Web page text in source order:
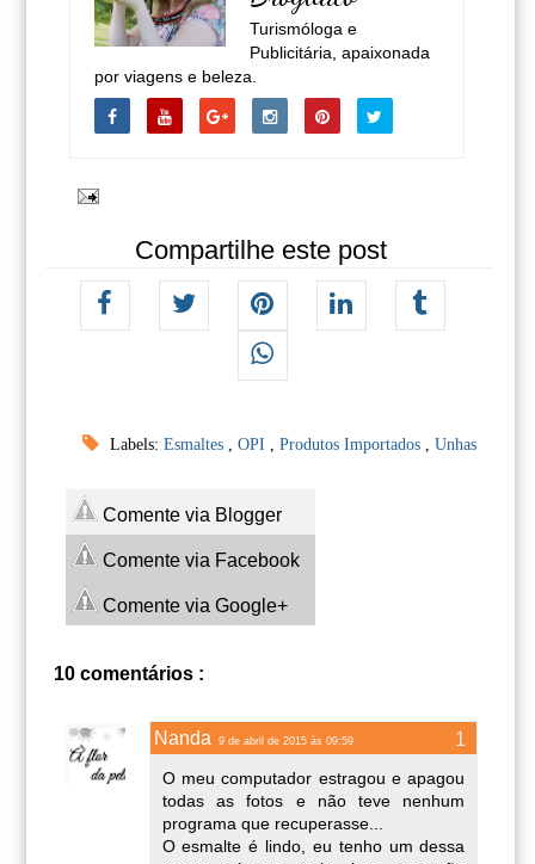
Turismóloga e
Publicitária, apaixonada
por viagens e beleza.
Compartilhe este post
Labels: Esmaltes , OPI , Produtos Importados , Unhas
Comente via Blogger
Comente via Facebook
Comente via Google+
10 comentários :
Nanda 9 de abril de 2015 às 09:59
O meu computador estragou e apagou
todas as fotos e não teve nenhum
programa que recuperasse...
O esmalte é lindo, eu tenho um dessa